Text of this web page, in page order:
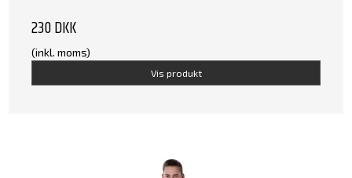
230 DKK
(inkl. moms)
Vis produkt